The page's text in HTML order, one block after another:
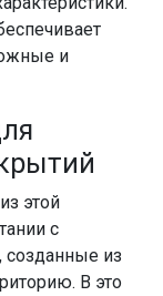
и
этой
с
из
В это